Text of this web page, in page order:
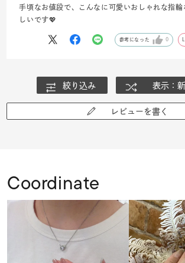
手頃なお値段で、こんなに可愛いおしゃれな指
しいです💖
参考になった 0
絞り込み 表示：
レビューを書く
Coordinate